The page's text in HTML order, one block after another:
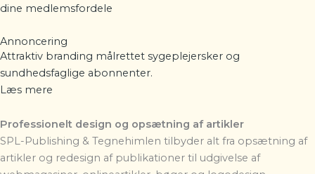
dine medlemsfordele
Annoncering
Attraktiv branding målrettet sygeplejersker og
sundhedsfaglige abonnenter.
Læs mere
Professionelt design og opsætning af artikler
SPL-Publishing & Tegnehimlen tilbyder alt fra opsætning af
artikler og redesign af publikationer til udgivelse af